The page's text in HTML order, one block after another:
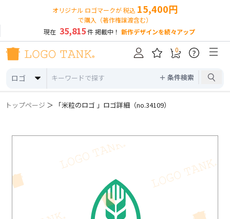
オリジナル ロゴマークが 税込 15,400円
で購入（著作権譲渡含む）
現在 35,815件 掲載中！ 新作デザインを続々アップ
ロゴ ＋ 条件検索
0 ?
トップページ ＞ 「米粒のロゴ 」ロゴ詳細（no.34109）